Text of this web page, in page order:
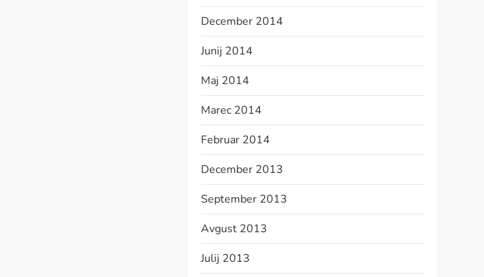
December 2014
Junij 2014
Maj 2014
Marec 2014
Februar 2014
December 2013
September 2013
Avgust 2013
Julij 2013